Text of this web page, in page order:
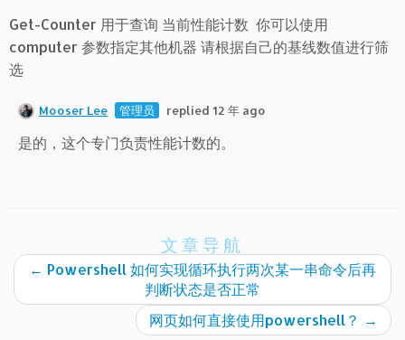
Get-Counter 用于查询 当前性能计数 你可以使用
computer 参数指定其他机器 请根据自己的基线数值进行筛
选
Mooser Lee 管理员 replied 12 年 ago
是的，这个专门负责性能计数的。
文章导航
← Powershell 如何实现循环执行两次某一串命令后再
判断状态是否正常
网页如何直接使用powershell？ →